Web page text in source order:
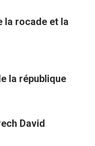
la rocade et la
la république
David